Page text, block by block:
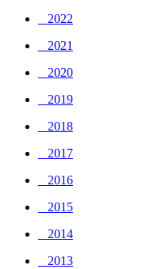
_ 2022
_ 2021
_ 2020
_ 2019
_ 2018
_ 2017
_ 2016
_ 2015
_ 2014
_ 2013